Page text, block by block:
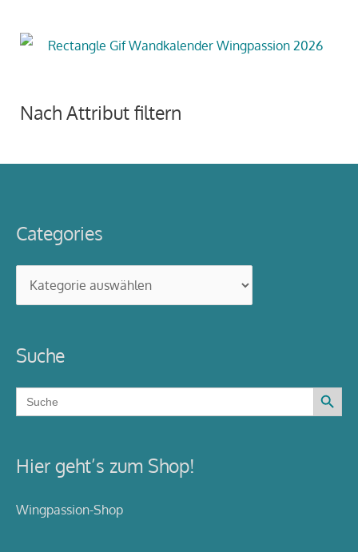
Nach Attribut filtern
Categories
Suche
Search
for:
Search Button
Hier geht’s zum Shop!
Wingpassion-Shop